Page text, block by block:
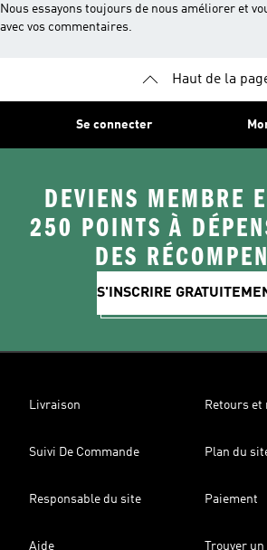
Nous essayons toujours de nous améliorer et
avec vos commentaires.
Haut de la
Se connecter
DEVIENS MEMBRE
250 POINTS À
DES
S'INSCRIRE
Livraison Retours
Suivi De Commande Plan du
Responsable du site Paiement
Aide Trouver